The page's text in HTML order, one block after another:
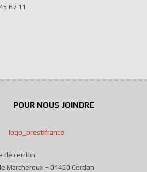
67 11
POUR NOUS JOINDRE
de cerdon
Marcheroux – 01450 Cerdon